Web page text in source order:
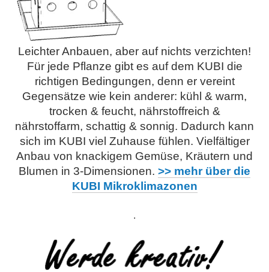
Leichter Anbauen, aber auf nichts verzichten!
Für jede Pflanze gibt es auf dem KUBI die
richtigen Bedingungen, denn er vereint
Gegensätze wie kein anderer: kühl & warm,
trocken & feucht, nährstoffreich &
nährstoffarm, schattig & sonnig. Dadurch kann
sich im KUBI viel Zuhause fühlen. Vielfältiger
Anbau von knackigem Gemüse, Kräutern und
Blumen in 3-Dimensionen. >> mehr über die
KUBI Mikroklimazonen
.